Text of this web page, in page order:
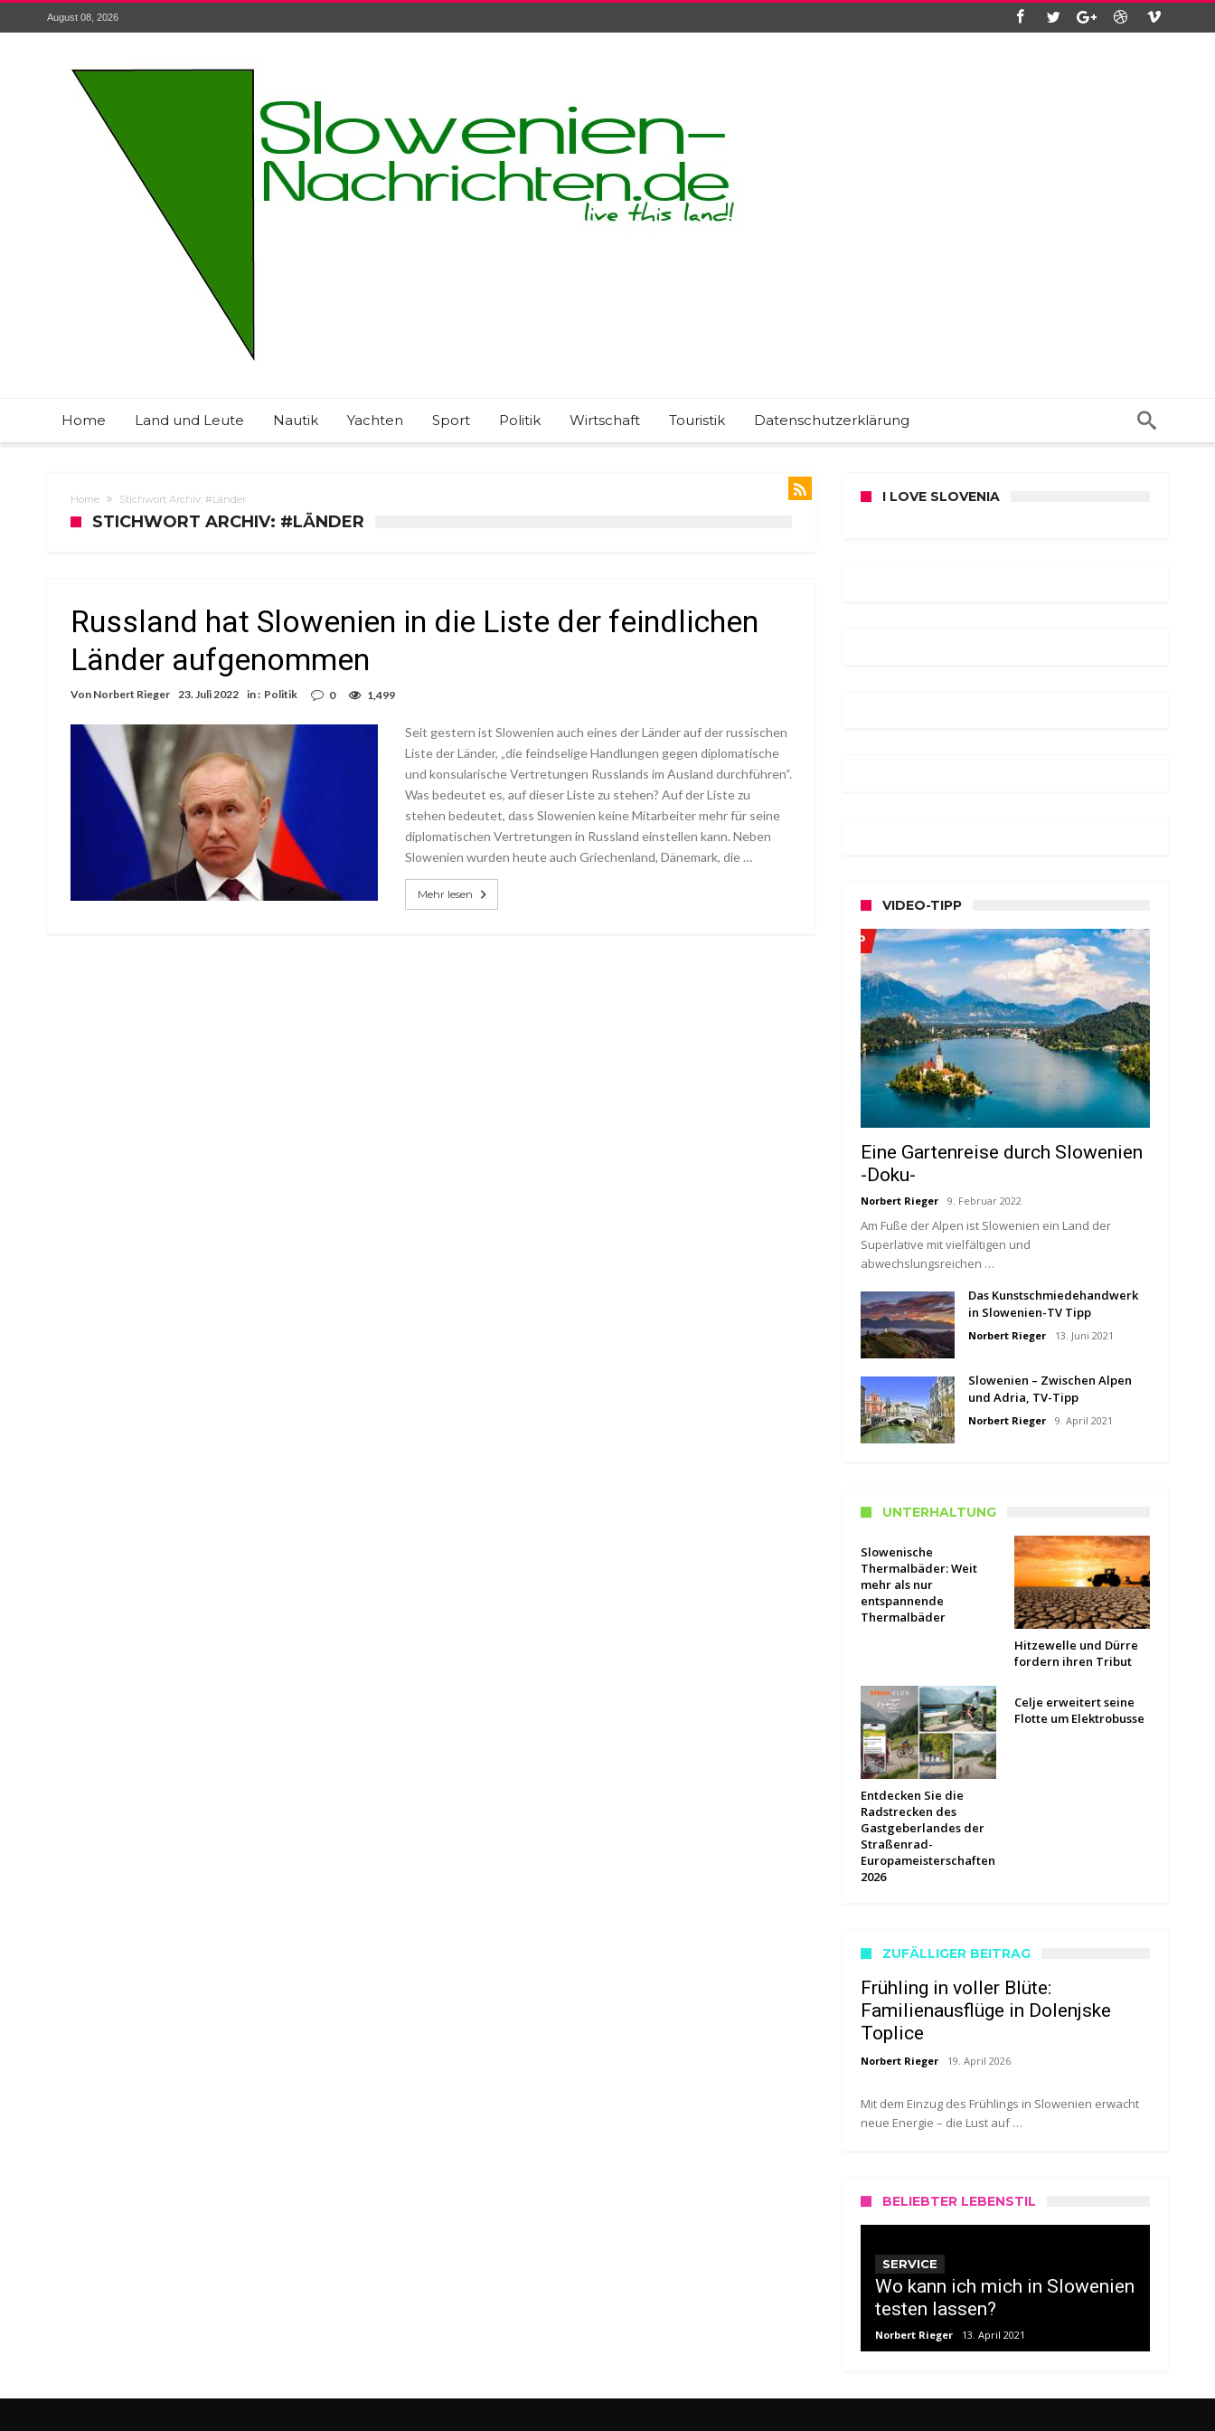
August 08, 2026
Home Land und Leute Nautik Yachten Sport Politik Wirtschaft Touristik Datenschutzerklärung
Home Stichwort Archiv: #Länder
STICHWORT ARCHIV: #LÄNDER
Russland hat Slowenien in die Liste der feindlichen
Länder aufgenommen
Von Norbert Rieger 23. Juli 2022 in : Politik 0 1,499
Seit gestern ist Slowenien auch eines der Länder auf der russischen
Liste der Länder, „die feindselige Handlungen gegen diplomatische
und konsularische Vertretungen Russlands im Ausland durchführen“.
Was bedeutet es, auf dieser Liste zu stehen? Auf der Liste zu
stehen bedeutet, dass Slowenien keine Mitarbeiter mehr für seine
diplomatischen Vertretungen in Russland einstellen kann. Neben
Slowenien wurden heute auch Griechenland, Dänemark, die …
Mehr lesen
I LOVE SLOVENIA
VIDEO-TIPP
Eine Gartenreise durch Slowenien
-Doku-
Norbert Rieger 9. Februar 2022
Am Fuße der Alpen ist Slowenien ein Land der
Superlative mit vielfältigen und
abwechslungsreichen …
Das Kunstschmiedehandwerk
in Slowenien-TV Tipp
Norbert Rieger 13. Juni 2021
Slowenien – Zwischen Alpen
und Adria, TV-Tipp
Norbert Rieger 9. April 2021
UNTERHALTUNG
Slowenische
Thermalbäder: Weit
mehr als nur
entspannende
Thermalbäder
Hitzewelle und Dürre
fordern ihren Tribut
Entdecken Sie die
Radstrecken des
Gastgeberlandes der
Straßenrad-
Europameisterschaften
2026
Celje erweitert seine
Flotte um Elektrobusse
ZUFÄLLIGER BEITRAG
Frühling in voller Blüte:
Familienausflüge in Dolenjske
Toplice
Norbert Rieger 19. April 2026
Mit dem Einzug des Frühlings in Slowenien erwacht
neue Energie – die Lust auf …
BELIEBTER LEBENSTIL
SERVICE
Wo kann ich mich in Slowenien
testen lassen?
Norbert Rieger 13. April 2021